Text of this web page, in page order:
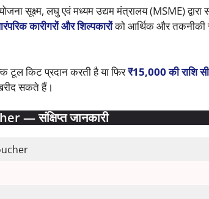
सूक्ष्म, लघु एवं मध्यम उद्यम मंत्रालय (MSME) द्वारा
कारीगरों और शिल्पकारोंको आर्थिक और तकनीकी
टूल किट प्रदान करती है या फिर₹15,000 की राशि
सकते हैं।
— संक्षिप्त जानकारी